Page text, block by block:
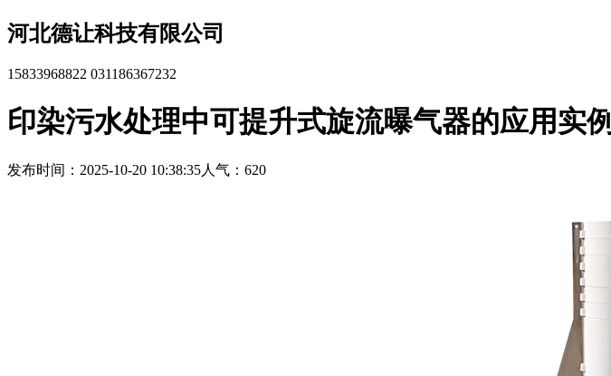
河北德让科技有限公司
15833968822 031186367232
印染污水处理中可提升式旋流曝气器的应用实例
发布时间：2025-10-20 10:38:35人气：620